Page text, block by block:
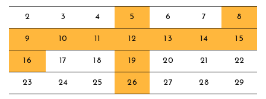
2 3 4 5 6 7 8
9 10 11 12 13 14 15
16 17 18 19 20 21 22
23 24 25 26 27 28 29